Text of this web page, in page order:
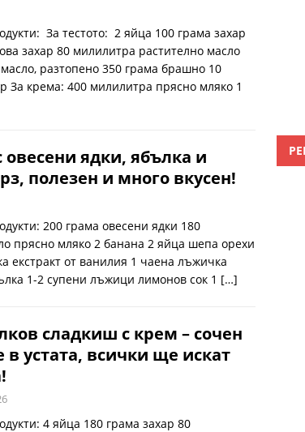
За тестото: 2 яйца 100 грама захар
захар 80 милилитра растително масло
разтопено 350 грама брашно 10
За крема: 400 милилитра прясно мляко 1
ядки, ябълка и
полезен и много вкусен!
200 грама овесени ядки 180
прясно мляко 2 банана 2 яйца шепа орехи
екстракт от ванилия 1 чаена лъжичка
1-2 супени лъжици лимонов сок 1 […]
сладкиш с крем – сочен
в устата, всички ще искат
4 яйца 180 грама захар 80